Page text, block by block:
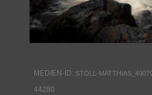
MEDIEN-ID: STOLL-
44280